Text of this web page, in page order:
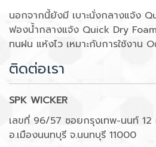
นอกจากนี้ยังมี เบาะนั่งกลางแจ้ง
ฟองน้ำกลางแจ้ง Quick Dry
ทนฝน แห้งไว เหมาะกับการใช้งาน
ติดต่อเรา
SPK WICKER
เลขที่ 96/57 ซอยกรุงเทพ-นนท์
อ.เมืองนนทบุรี จ.นนทบุรี 11000